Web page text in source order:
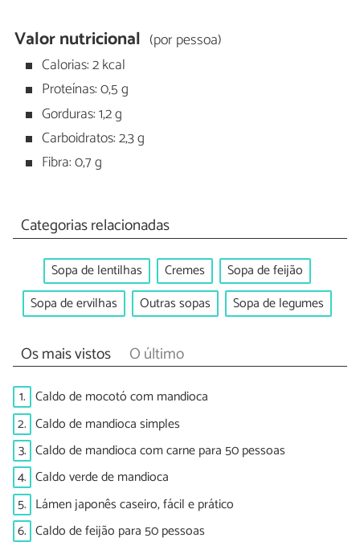
Valor nutricional (por pessoa)
Calorias: 2 kcal
Proteínas: 0,5 g
Gorduras: 1,2 g
Carboidratos: 2,3 g
Fibra: 0,7 g
Categorias relacionadas
Sopa de lentilhas Cremes
Sopa de feijão
Sopa de ervilhas
Outras sopas Sopa de legumes
Os mais vistos O último
1. Caldo de mocotó com mandioca
2. Caldo de mandioca simples
3. Caldo de mandioca com carne para 50 pessoas
4. Caldo verde de mandioca
5. Lámen japonês caseiro, fácil e prático
6. Caldo de feijão para 50 pessoas